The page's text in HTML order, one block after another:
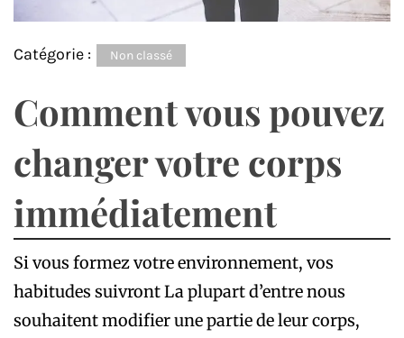
Catégorie : Non classé
Comment vous pouvez
changer votre corps
immédiatement
Si vous formez votre environnement, vos
habitudes suivront La plupart d’entre nous
souhaitent modifier une partie de leur corps,